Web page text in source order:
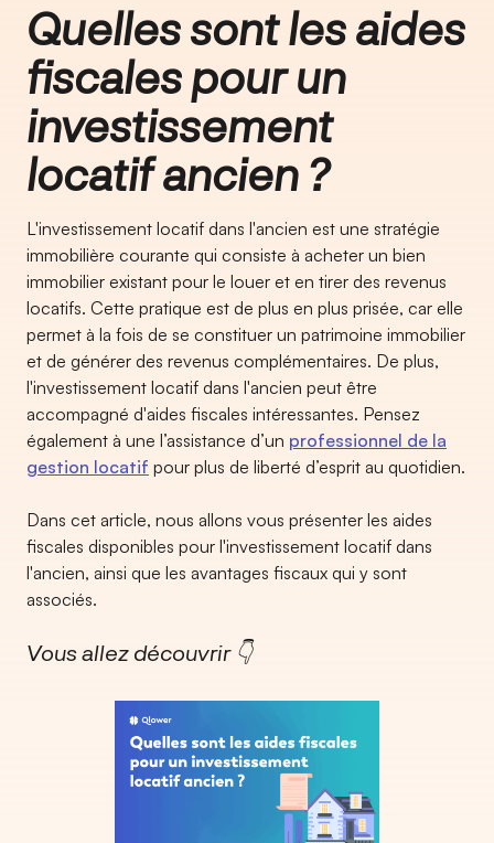
Quelles sont les aides
fiscales pour un
investissement
locatif ancien ?
L'investissement locatif dans l'ancien est une stratégie
immobilière courante qui consiste à acheter un bien
immobilier existant pour le louer et en tirer des revenus
locatifs. Cette pratique est de plus en plus prisée, car elle
permet à la fois de se constituer un patrimoine immobilier
et de générer des revenus complémentaires. De plus,
l'investissement locatif dans l'ancien peut être
accompagné d'aides fiscales intéressantes. Pensez
également à une l’assistance d’un professionnel de la
gestion locatif pour plus de liberté d’esprit au quotidien.
Dans cet article, nous allons vous présenter les aides
fiscales disponibles pour l'investissement locatif dans
l'ancien, ainsi que les avantages fiscaux qui y sont
associés.
Vous allez découvrir 👇